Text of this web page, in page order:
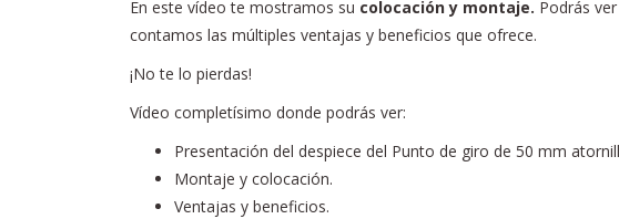
En este vídeo te mostramos su colocación y montaje. Podrás
contamos las múltiples ventajas y beneficios que ofrece.
¡No te lo pierdas!
Vídeo completísimo donde podrás ver:
Presentación del despiece del Punto de giro de 50 mm
Montaje y colocación.
Ventajas y beneficios.